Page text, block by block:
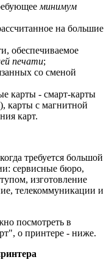
минимум
на большие
обеспечиваемое
печати;
со сменой
карты - смарт-карты
карты с магнитной
карт.
требуется большой
сервисные бюро,
изготовление
телекоммуникации и
посмотреть в
о принтере - ниже.